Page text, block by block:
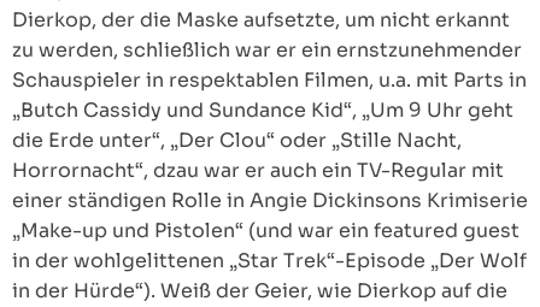
Dierkop, der die Maske aufsetzte, um nicht erkannt
zu werden, schließlich war er ein ernstzunehmender
Schauspieler in respektablen Filmen, u.a. mit Parts in
„Butch Cassidy und Sundance Kid“, „Um 9 Uhr geht
die Erde unter“, „Der Clou“ oder „Stille Nacht,
Horrornacht“, dzau war er auch ein TV-Regular mit
einer ständigen Rolle in Angie Dickinsons Krimiserie
„Make-up und Pistolen“ (und war ein featured guest
in der wohlgelittenen „Star Trek“-Episode „Der Wolf
in der Hürde“). Weiß der Geier, wie Dierkop auf die